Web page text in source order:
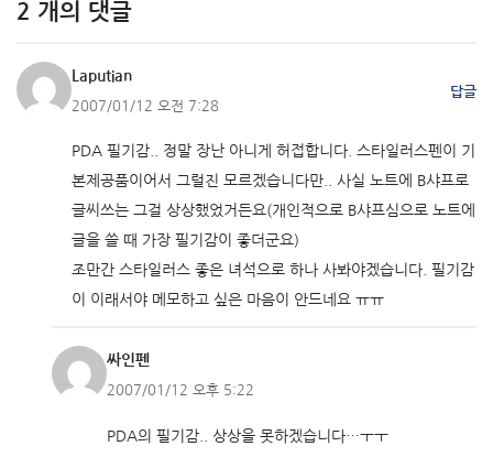
2 개의 댓글
Laputian
2007/01/12 오전 7:28
답글
PDA 필기감.. 정말 장난 아니게 허접합니다. 스타일러스펜이 기
본제공품이어서 그럴진 모르겠습니다만.. 사실 노트에 B샤프로
글씨쓰는 그걸 상상했었거든요(개인적으로 B샤프심으로 노트에
글을 쓸 때 가장 필기감이 좋더군요)
조만간 스타일러스 좋은 녀석으로 하나 사봐야겠습니다. 필기감
이 이래서야 메모하고 싶은 마음이 안드네요 ㅠㅠ
싸인펜
2007/01/12 오후 5:22
PDA의 필기감.. 상상을 못하겠습니다…ㅜㅜ